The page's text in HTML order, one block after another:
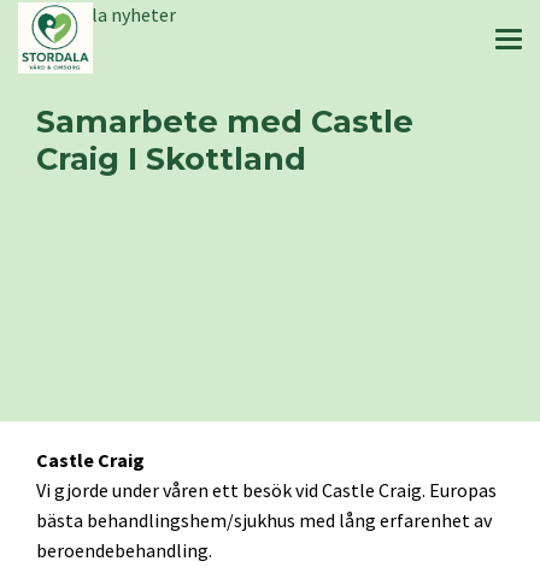
Stordala nyheter
Samarbete med Castle
Craig I Skottland
Castle Craig
Vi gjorde under våren ett besök vid Castle Craig. Europas
bästa behandlingshem/sjukhus med lång erfarenhet av
beroendebehandling.